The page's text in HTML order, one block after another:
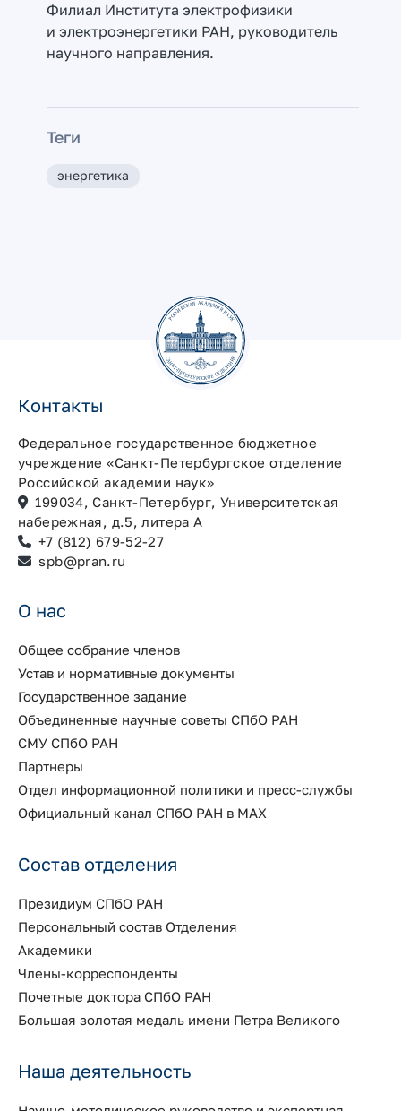
Филиал Института электрофизики
и электроэнергетики РАН, руководитель
научного направления.
Теги
энергетика
Контакты
Федеральное государственное бюджетное
учреждение «Санкт-Петербургское отделение
Российской академии наук»
199034, Санкт-Петербург, Университетская
набережная, д.5, литера А
+7 (812) 679-52-27
spb@pran.ru
О нас
Общее собрание членов
Устав и нормативные документы
Государственное задание
Объединенные научные советы СПбО РАН
СМУ СПбО РАН
Партнеры
Отдел информационной политики и пресс-службы
Официальный канал СПбО РАН в MAX
Состав отделения
Президиум СПбО РАН
Персональный состав Отделения
Академики
Члены-корреспонденты
Почетные доктора СПбО РАН
Большая золотая медаль имени Петра Великого
Наша деятельность